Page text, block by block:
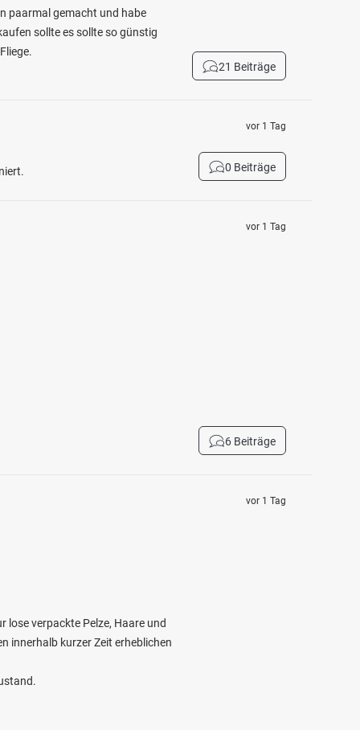
paarmal gemacht und habe
sollte es sollte so günstig
21 Beiträge
vor 1 Tag
0 Beiträge
vor 1 Tag
6 Beiträge
lose verpackte Pelze, Haare und
innerhalb kurzer Zeit erheblichen
vor 1 Tag